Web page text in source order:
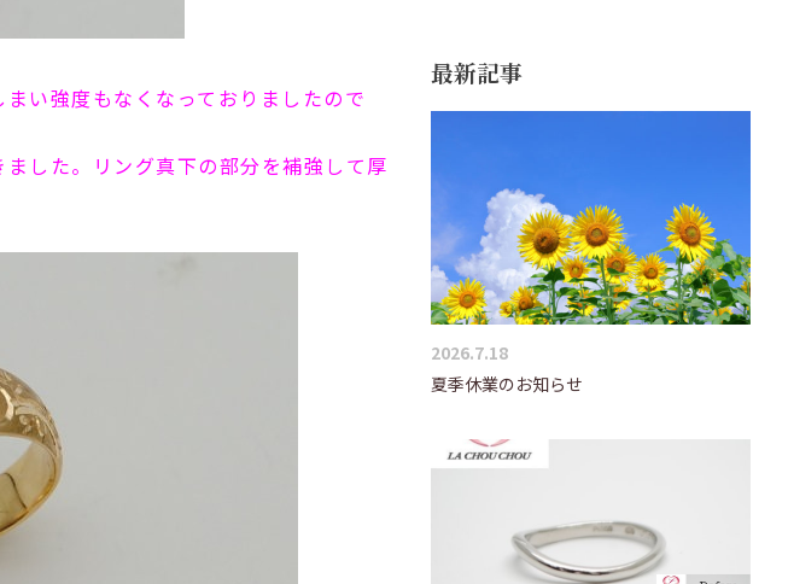
い強度もなくなっておりましたので
した。リング真下の部分を補強して厚
最新記事
2026.7.18
夏季休業のお知らせ